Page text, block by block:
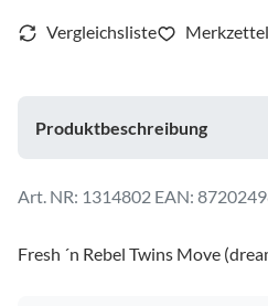
Produktbeschreibung
1314802 EAN:
Fresh ´n Rebel Twins Move